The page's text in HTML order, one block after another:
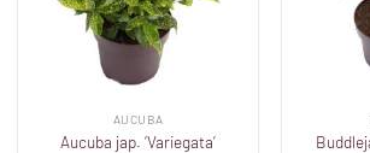
AUCUBA
Aucuba jap. ‘Variegata’